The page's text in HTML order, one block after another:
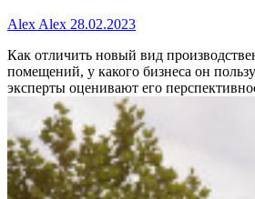
Alex Alex 28.02.2023
Как отличить новый вид
помещений, у какого бизнеса он
эксперты оценивают его